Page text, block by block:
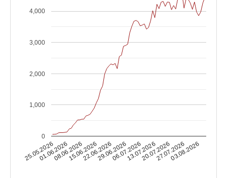
25.05.2026
01.06.202608.06.202615.06.202622.06.2026
29.06.202606.07.202613.07.202620.07.202627.07.2026
03.08.2026
0
1,000
2,000
3,000
4,000